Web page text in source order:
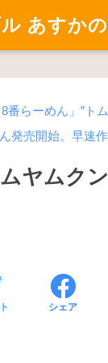
あすか
8番らーめん」”ト
発売開始。早速作
ヤムクン
シェア